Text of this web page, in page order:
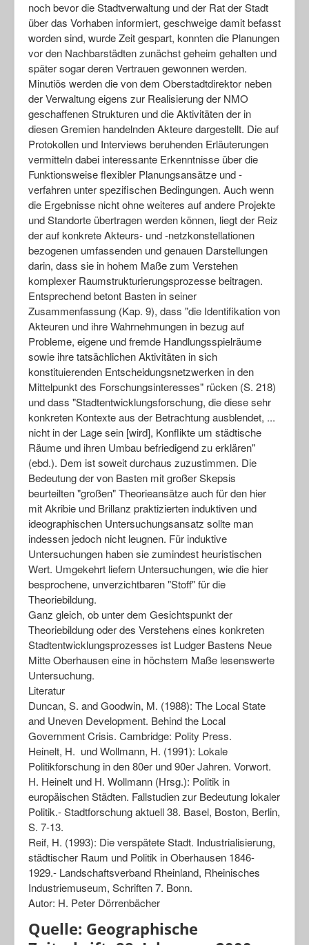
noch bevor die Stadtverwaltung und der Rat der Stadt
über das Vorhaben informiert, geschweige damit befasst
worden sind, wurde Zeit gespart, konnten die Planungen
vor den Nachbarstädten zunächst geheim gehalten und
später sogar deren Vertrauen gewonnen werden.
Minutiös werden die von dem Oberstadtdirektor neben
der Verwaltung eigens zur Realisierung der NMO
geschaffenen Strukturen und die Aktivitäten der in
diesen Gremien handelnden Akteure dargestellt. Die auf
Protokollen und Interviews beruhenden Erläuterungen
vermitteln dabei interessante Erkenntnisse über die
Funktionsweise flexibler Planungsansätze und -
verfahren unter spezifischen Bedingungen. Auch wenn
die Ergebnisse nicht ohne weiteres auf andere Projekte
und Standorte übertragen werden können, liegt der Reiz
der auf konkrete Akteurs- und -netzkonstellationen
bezogenen umfassenden und genauen Darstellungen
darin, dass sie in hohem Maße zum Verstehen
komplexer Raumstrukturierungsprozesse beitragen.
Entsprechend betont Basten in seiner
Zusammenfassung (Kap. 9), dass "die Identifikation von
Akteuren und ihre Wahrnehmungen in bezug auf
Probleme, eigene und fremde Handlungsspielräume
sowie ihre tatsächlichen Aktivitäten in sich
konstituierenden Entscheidungsnetzwerken in den
Mittelpunkt des Forschungsinteresses" rücken (S. 218)
und dass "Stadtentwicklungsforschung, die diese sehr
konkreten Kontexte aus der Betrachtung ausblendet, ...
nicht in der Lage sein [wird], Konflikte um städtische
Räume und ihren Umbau befriedigend zu erklären"
(ebd.). Dem ist soweit durchaus zuzustimmen. Die
Bedeutung der von Basten mit großer Skepsis
beurteilten "großen" Theorieansätze auch für den hier
mit Akribie und Brillanz praktizierten induktiven und
ideographischen Untersuchungsansatz sollte man
indessen jedoch nicht leugnen. Für induktive
Untersuchungen haben sie zumindest heuristischen
Wert. Umgekehrt liefern Untersuchungen, wie die hier
besprochene, unverzichtbaren "Stoff" für die
Theoriebildung.
Ganz gleich, ob unter dem Gesichtspunkt der
Theoriebildung oder des Verstehens eines konkreten
Stadtentwicklungsprozesses ist Ludger Bastens Neue
Mitte Oberhausen eine in höchstem Maße lesenswerte
Untersuchung.
Literatur
Duncan, S. and Goodwin, M. (1988): The Local State
and Uneven Development. Behind the Local
Government Crisis. Cambridge: Polity Press.
Heinelt, H. und Wollmann, H. (1991): Lokale
Politikforschung in den 80er und 90er Jahren. Vorwort.
H. Heinelt und H. Wollmann (Hrsg.): Politik in
europäischen Städten. Fallstudien zur Bedeutung lokaler
Politik.- Stadtforschung aktuell 38. Basel, Boston, Berlin,
S. 7-13.
Reif, H. (1993): Die verspätete Stadt. Industrialisierung,
städtischer Raum und Politik in Oberhausen 1846-
1929.- Landschaftsverband Rheinland, Rheinisches
Industriemuseum, Schriften 7. Bonn.
Autor: H. Peter Dörrenbächer
Quelle: Geographische